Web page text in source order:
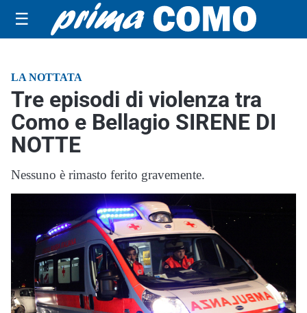
☰
LA NOTTATA
Tre episodi di violenza tra
Como e Bellagio SIRENE DI
NOTTE
Nessuno è rimasto ferito gravemente.